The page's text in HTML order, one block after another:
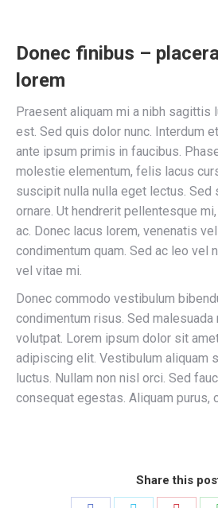
Donec finibus –
lorem
Praesent aliquam mi a nibh sagittis
est. Sed quis dolor nunc. Interdum
ante ipsum primis in faucibus.
molestie elementum, felis lacus
suscipit nulla nulla eget lectus. Sed
ornare. Ut hendrerit pellentesque
ac. Donec lacus lorem, venenatis
condimentum quam. Sed ac leo vel
vel vitae mi.
Donec commodo vestibulum
condimentum risus. Sed
volutpat. Lorem ipsum dolor sit
adipiscing elit. Vestibulum aliquam
luctus. Nullam non nisl orci. Sed
consequat egestas. Aliquam purus,
Share this